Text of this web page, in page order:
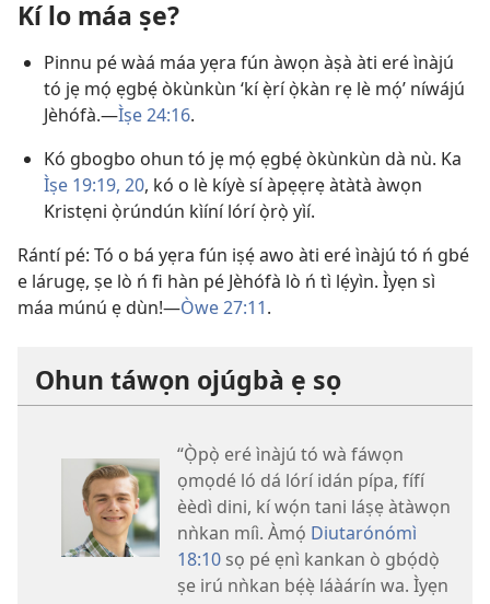
Kí lo máa ṣe?
Pinnu pé wàá máa yẹra fún àwọn àṣà àti eré ìnàjú
tó jẹ mọ́ ẹgbẹ́ òkùnkùn ‘kí ẹ̀rí ọ̀kàn rẹ lè mọ́’ níwájú
Jèhófà.—Ìṣe 24:16.
Kó gbogbo ohun tó jẹ mọ́ ẹgbẹ́ òkùnkùn dà nù. Ka
Ìṣe 19:19, 20, kó o lè kíyè sí àpẹẹrẹ àtàtà àwọn
Kristẹni ọ̀rúndún kìíní lórí ọ̀rọ̀ yìí.
Rántí pé: Tó o bá yẹra fún iṣẹ́ awo àti eré ìnàjú tó ń gbé
e lárugẹ, ṣe lò ń fi hàn pé Jèhófà lò ń tì lẹ́yìn. Ìyẹn sì
máa múnú ẹ dùn!—Òwe 27:11.
Ohun táwọn ojúgbà ẹ sọ
“Ọ̀pọ̀ eré ìnàjú tó wà fáwọn
ọmọdé ló dá lórí idán pípa, fífí
èèdì dini, kí wọ́n tani láṣẹ àtàwọn
nǹkan míì. Àmọ́ Diutarónómì
18:10 sọ pé ẹnì kankan ò gbọ́dọ̀
ṣe irú nǹkan bẹ́ẹ̀ láàárín wa. Ìyẹn